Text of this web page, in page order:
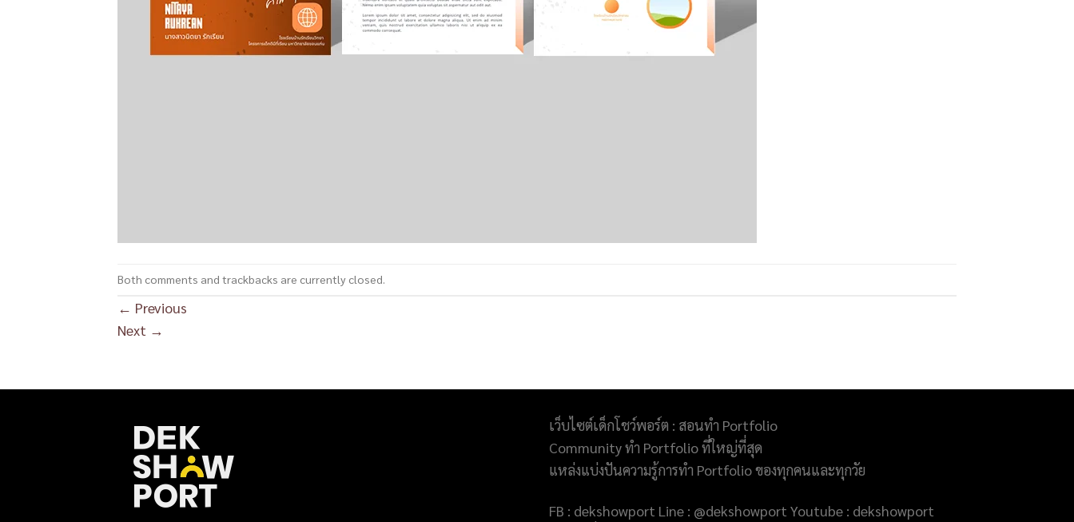
Both comments and trackbacks are currently closed.
← Previous
Next →
เว็บไซต์เด็กโชว์พอร์ต : สอนทำ Portfolio
Community ทำ Portfolio ที่ใหญ่ที่สุด
แหล่งแบ่งปันความรู้การทำ Portfolio ของทุกคนและทุกวัย
FB : dekshowport Line : @dekshowport Youtube : dekshowport